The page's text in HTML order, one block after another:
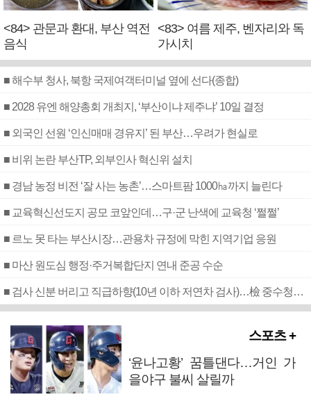
<84> 관문과 환대, 부산 역전
음식
<83> 여름 제주, 벤자리와 독
가시치
■ 해수부 청사, 북항 국제여객터미널 옆에 선다(종합)
■ 2028 유엔 해양총회 개최지, ‘부산이냐 제주냐’ 10일 결정
■ 외국인 선원 ‘인신매매 경유지’ 된 부산…우려가 현실로
■ 비위 논란 부산TP, 외부인사 혁신위 설치
■ 경남 농정 비전 ‘잘 사는 농촌’…스마트팜 1000㏊까지 늘린다
■ 교육혁신선도지 공모 코앞인데…구·군 난색에 교육청 ‘쩔쩔’
■ 르노 못 타는 부산시장…관용차 규정에 막힌 지역기업 응원
■ 마산 원도심 행정·주거복합단지 연내 준공 수순
■ 검사 신분 버리고 직급하향(10년 이하 저연차 검사)…檢 중수청행 기피
스포츠 +
‘윤나고황’ 꿈틀댄다…거인 가
을야구 불씨 살릴까